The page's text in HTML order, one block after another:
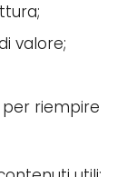
valore;
riempire